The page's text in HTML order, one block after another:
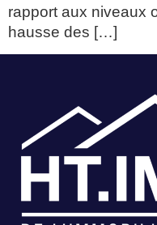
rapport aux niveaux
hausse des […]